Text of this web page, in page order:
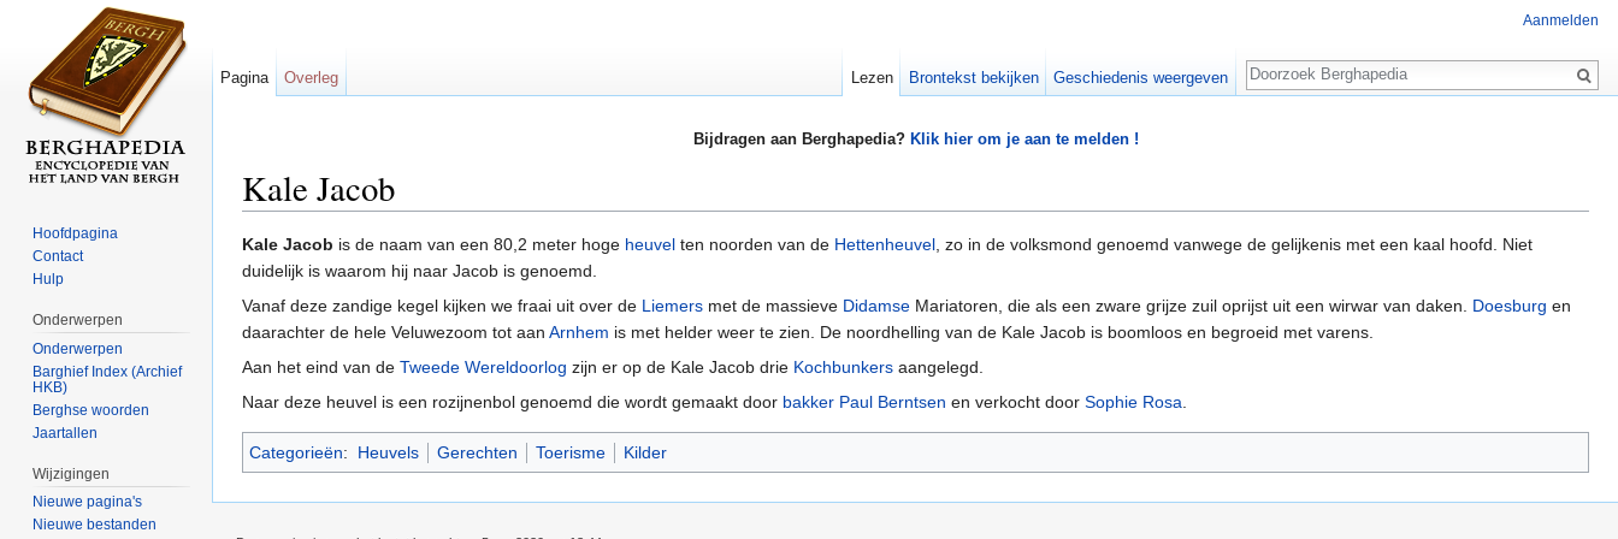
Bijdragen aan Berghapedia? Klik hier om je aan te melden !
Kale Jacob
Kale Jacob is de naam van een 80,2 meter hoge heuvel ten noorden van de Hettenheuvel, zo in de volksmond genoemd vanwege de gelijkenis met een kaal hoofd. Niet
duidelijk is waarom hij naar Jacob is genoemd.
Vanaf deze zandige kegel kijken we fraai uit over de Liemers met de massieve Didamse Mariatoren, die als een zware grijze zuil oprijst uit een wirwar van daken. Doesburg en
daarachter de hele Veluwezoom tot aan Arnhem is met helder weer te zien. De noordhelling van de Kale Jacob is boomloos en begroeid met varens.
Aan het eind van de Tweede Wereldoorlog zijn er op de Kale Jacob drie Kochbunkers aangelegd.
Naar deze heuvel is een rozijnenbol genoemd die wordt gemaakt door bakker Paul Berntsen en verkocht door Sophie Rosa.
Categorieën: Heuvels Gerechten Toerisme Kilder
Aanmelden
Pagina Overleg Lezen Brontekst bekijken Geschiedenis weergeven
Zoeken
Hoofdpagina
Contact
Hulp
Onderwerpen
Onderwerpen
Barghief Index (Archief
HKB)
Berghse woorden
Jaartallen
Wijzigingen
Nieuwe pagina's
Nieuwe bestanden